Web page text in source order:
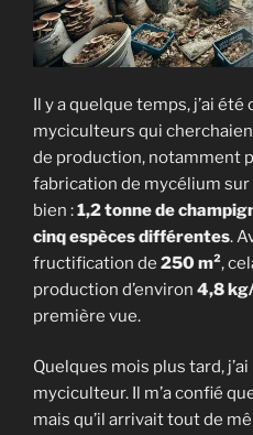
réels »
Il y a quelque temps, j’ai
myciculteurs qui
de production, notamment
fabrication de mycélium
bien :1,2 tonne de
cinq espèces différentes.
fructification de 250 m²,
production d’environ 4,8
première vue.
Quelques mois plus tard,
myciculteur. Il m’a confié
mais qu’il arrivait tout de